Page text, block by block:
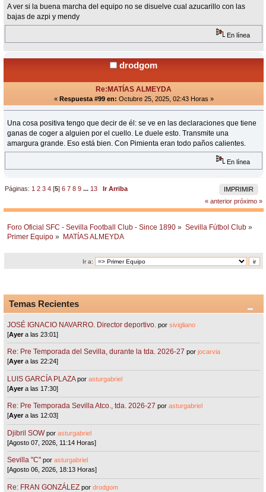
A ver si la buena marcha del equipo no se disuelve cual azucarillo con las
bajas de azpi y mendy
En línea
drodgom
Re:MATÍAS ALMEYDA
« Respuesta #99 en: Octubre 25, 2025, 02:43 Horas »
Una cosa positiva tengo que decir de él: se ve en las declaraciones que tiene
ganas de coger a alguien por el cuello. Le duele esto. Transmite una
amargura grande. Eso está bien. Con Pimienta eran todo paños calientes.
En línea
IMPRIMIR
Páginas: 1 2 3 4 [5]6 7 8 9 ... 13
Ir Arriba
« anterior próximo »
Foro Oficial SFC - Sevilla Football Club - Since 1890 » Sevilla Fútbol Club »
Primer Equipo » MATÍAS ALMEYDA
Ir a:
Temas Recientes
JOSÉ IGNACIO NAVARRO. Director deportivo. porsivigliano
[Ayera las 23:01]
Re: Pre Temporada del Sevilla, durante la tda. 2026-27 porjocarvia
[Ayera las 22:24]
LUIS GARCÍA PLAZA porasturgabriel
[Ayera las 17:30]
Re: Pre Temporada Sevilla Atco., tda. 2026-27 porasturgabriel
[Ayera las 12:03]
Djibril SOW porasturgabriel
[Agosto 07, 2026, 11:14 Horas]
Sevilla "C"porasturgabriel
[Agosto 06, 2026, 18:13 Horas]
Re: FRAN GONZÁLEZ pordrodgom